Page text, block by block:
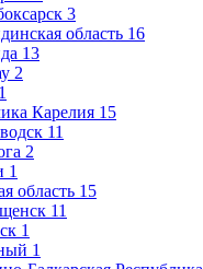
3
область 16
13
2
1
Карелия 15
11
2
1
область 15
11
1
1